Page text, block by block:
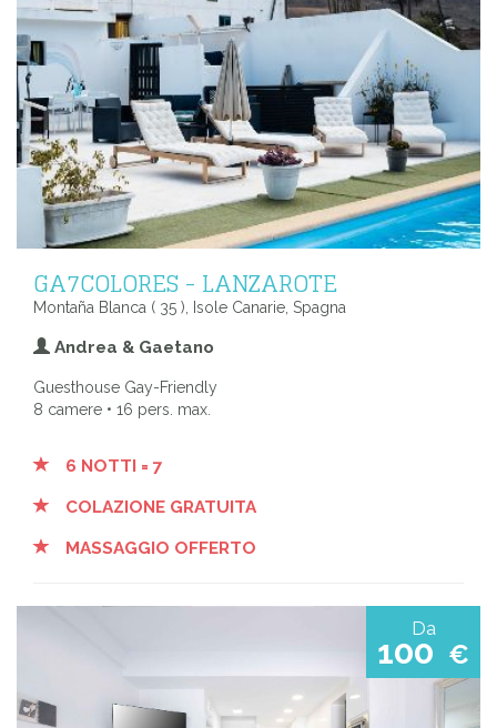
GA7COLORES - LANZAROTE
Montaña Blanca ( 35 ), Isole Canarie, Spagna
Andrea & Gaetano
Guesthouse Gay-Friendly
8 camere • 16 pers. max.
6 NOTTI = 7
COLAZIONE GRATUITA
MASSAGGIO OFFERTO
Da
100 €